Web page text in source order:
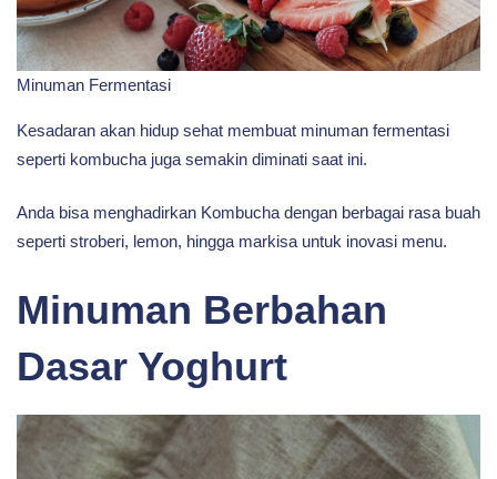
Minuman Fermentasi
Kesadaran akan hidup sehat membuat minuman fermentasi
seperti kombucha juga semakin diminati saat ini.
Anda bisa menghadirkan Kombucha dengan berbagai rasa buah
seperti stroberi, lemon, hingga markisa untuk inovasi menu.
Minuman Berbahan
Dasar Yoghurt